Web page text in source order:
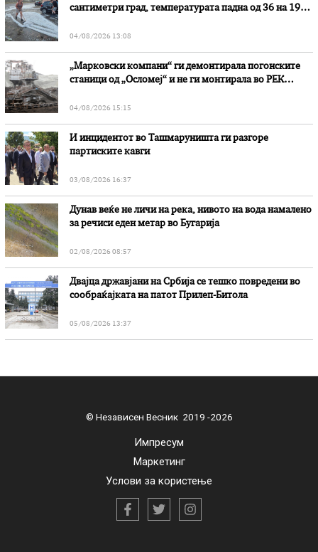
сантиметри град, температурата падна од 36 на 19
04/08/2026 13:08
„Марковски компани“ ги демонтирала погонските
станици од „Осломеј“ и не ги монтирала во РЕК
04/08/2026 15:15
И инцидентот во Ташмаруништa ги разгоре
партиските кавги
03/08/2026 16:37
Дунав веќе не личи на река, нивото на вода намалено
за речиси еден метар во Бугарија
02/08/2026 08:57
Двајца државјани на Србија се тешко повредени во
сообраќајката на патот Прилеп-Битола
05/08/2026 13:37
© Независен Весник 2019 -2026
Импресум
Маркетинг
Услови за користење